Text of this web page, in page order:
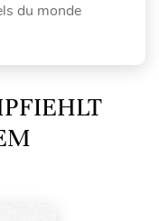
du monde